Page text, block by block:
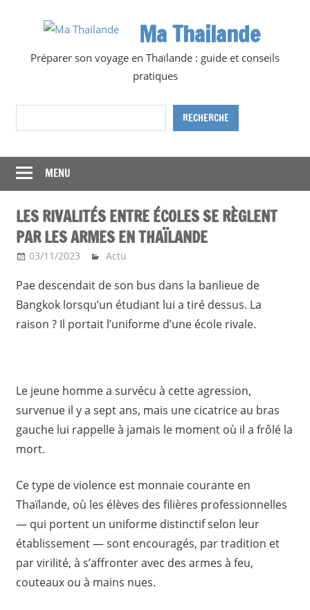
Ma Thailande
Préparer son voyage en Thaïlande : guide et conseils
pratiques
Rechercher
RECHERCHE
MENU
LES RIVALITÉS ENTRE ÉCOLES SE RÈGLENT
PAR LES ARMES EN THAÏLANDE
03/11/2023 Ma Thailande
Actu
Pae descendait de son bus dans la banlieue de
Bangkok lorsqu’un étudiant lui a tiré dessus. La
raison ? Il portait l’uniforme d’une école rivale.
Le jeune homme a survécu à cette agression,
survenue il y a sept ans, mais une cicatrice au bras
gauche lui rappelle à jamais le moment où il a frôlé la
mort.
Ce type de violence est monnaie courante en
Thaïlande, où les élèves des filières professionnelles
— qui portent un uniforme distinctif selon leur
établissement — sont encouragés, par tradition et
par virilité, à s’affronter avec des armes à feu,
couteaux ou à mains nues.